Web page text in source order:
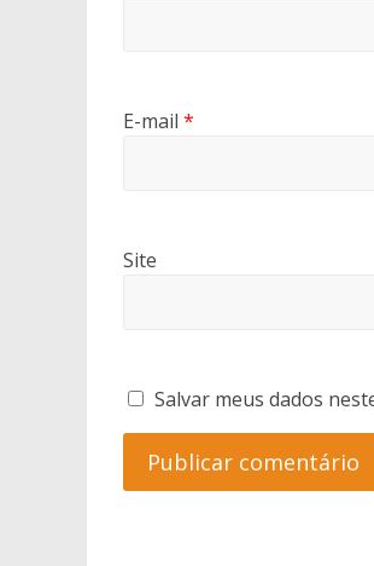
E-mail *
Site
Salvar meus dados